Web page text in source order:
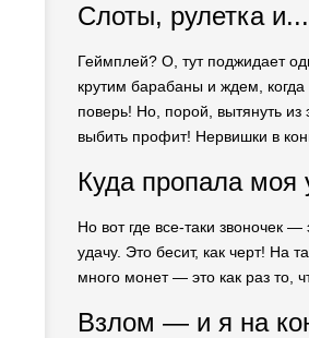
Слоты, рулетка
Геймплей? О, тут поджидает
крутим барабаны и ждем,
поверь! Но, порой, вытянуть из
выбить профит! Нервишки в
Куда пропала моя
Но вот где все-таки звоночек
удачу. Это бесит, как черт! На
много монет — это как раз то,
Взлом — и я на